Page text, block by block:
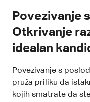
Povezivanje
Otkrivanje
idealan
Povezivanje s
pruža priliku da
kojih smatrate da